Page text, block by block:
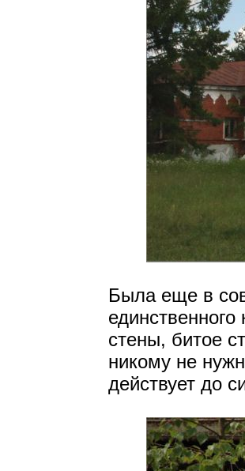
Была еще в
единственного
стены, битое
никому не
действует до